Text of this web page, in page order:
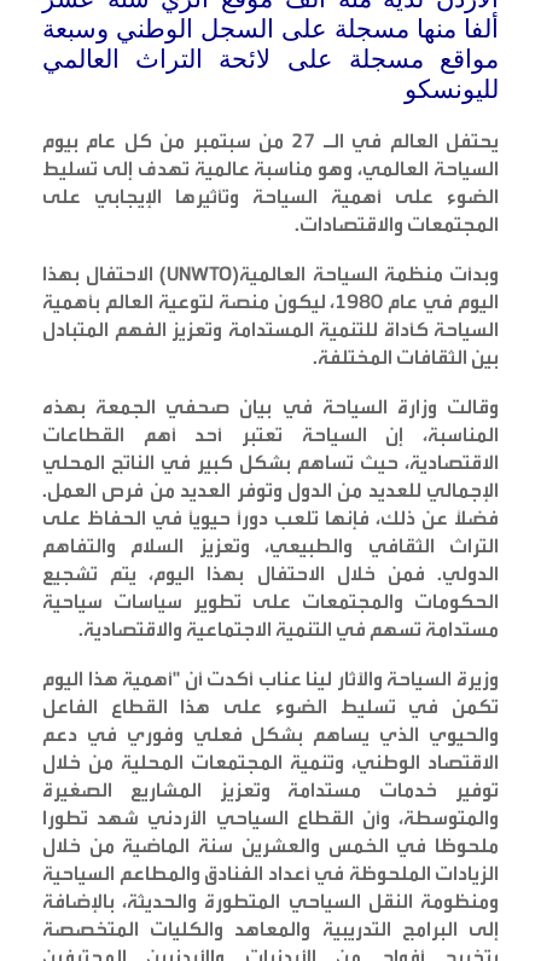
ألفا منها مسجلة على السجل الوطني وسبعة
مواقع مسجلة على لائحة التراث العالمي
لليونسكو
يحتفل العالم في الـ 27 من سبتمبر من كل عام بيوم
السياحة العالمي، وهو مناسبة عالمية تهدف إلى تسليط
الضوء على أهمية السياحة وتأثيرها الإيجابي على
المجتمعات والاقتصادات.
وبدأت منظمة السياحة العالمية(UNWTO)
الاحتفال بهذا
اليوم في عام 1980، ليكون منصة لتوعية العالم بأهمية
السياحة كأداة للتنمية المستدامة وتعزيز الفهم المتبادل
بين الثقافات المختلفة.
وقالت وزارة السياحة في بيان صحفي الجمعة بهذه
المناسبة، إن السياحة تعتبر أحد أهم القطاعات
الاقتصادية، حيث تساهم بشكل كبير في الناتج المحلي
الإجمالي للعديد من الدول وتوفر العديد من فرص العمل.
فضلاً عن ذلك، فإنها تلعب دورًا حيويًا في الحفاظ على
التراث الثقافي والطبيعي، وتعزيز السلام والتفاهم
الدولي. فمن خلال الاحتفال بهذا اليوم، يتم تشجيع
الحكومات والمجتمعات على تطوير سياسات سياحية
مستدامة تسهم في التنمية الاجتماعية والاقتصادية.
وزيرة السياحة والآثار لينا عناب أكدت أن "أهمية هذا اليوم
تكمن في تسليط الضوء على هذا القطاع الفاعل
والحيوي الذي يساهم بشكل فعلي وفوري في دعم
الاقتصاد الوطني، وتنمية المجتمعات المحلية من خلال
توفير خدمات مستدامة وتعزيز المشاريع الصغيرة
والمتوسطة، وأن القطاع السياحي الأردني شهد تطورا
ملحوظا في الخمس والعشرين سنة الماضية من خلال
الزيادات الملحوظة في أعداد الفنادق والمطاعم السياحية
ومنظومة النقل السياحي المتطورة والحديثة، بالإضافة
إلى البرامج التدريبية والمعاهد والكليات المتخصصة